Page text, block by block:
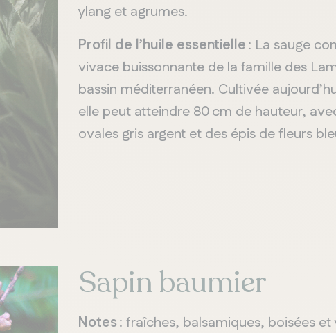
ylang et agrumes.
Profil de l’huile essentielle: La sauge
vivace buissonnante de la famille des
bassin méditerranéen. Cultivée
elle peut atteindre 80 cm de hauteur,
ovales gris argent et des épis de fleurs
Sapin baumier
Notes: fraîches, balsamiques, boisées et